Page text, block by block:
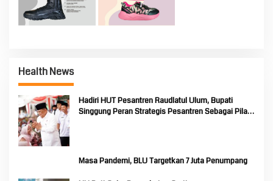
Health News
Hadiri HUT Pesantren Raudlatul Ulum, Bupati
Singgung Peran Strategis Pesantren Sebagai Pilar
Masa Pandemi, BLU Targetkan 7 Juta Penumpang